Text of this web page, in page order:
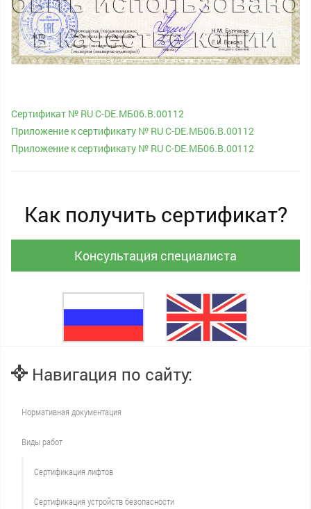
Сертификат № RU С-DE.МБ06.B.00112
Приложение к сертификату № RU С-DE.МБ06.B.00112
Приложение к сертификату № RU С-DE.МБ06.B.00112
Как получить сертификат?
Консультация специалиста
Навигация по сайту:
Нормативная документация
Виды работ
Сертификация лифтов
Сертификация устройств безопасности